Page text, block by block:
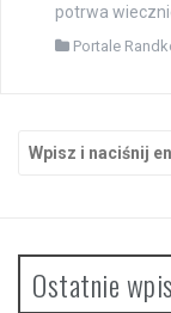
potrwa
Portale
Ostatnie